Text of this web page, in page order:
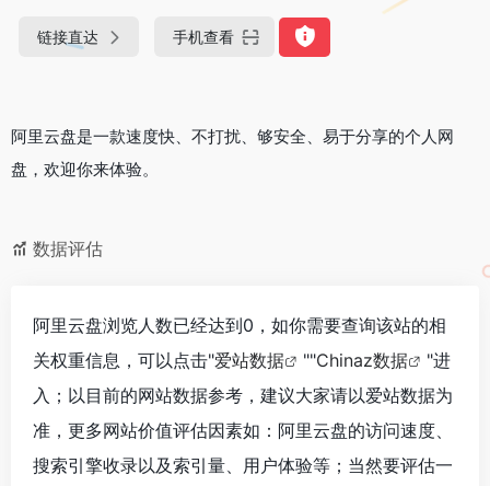
链接直达 手机查看
阿里云盘是一款速度快、不打扰、够安全、易于分享的个人网
盘，欢迎你来体验。
数据评估
阿里云盘浏览人数已经达到0，如你需要查询该站的相
关权重信息，可以点击"爱站数据 ""Chinaz数据
"进
入；以目前的网站数据参考，建议大家请以爱站数据为
准，更多网站价值评估因素如：阿里云盘的访问速度、
搜索引擎收录以及索引量、用户体验等；当然要评估一